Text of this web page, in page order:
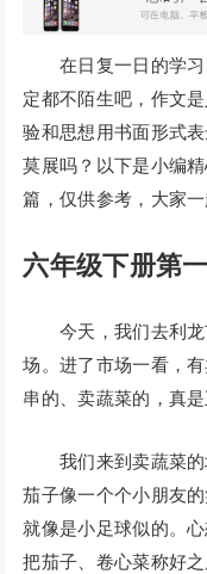
在日复一日的学习
定都不陌生吧，作文
验和思想用书面形式
莫展吗？以下是小编
篇，仅供参考，大家一
六年级下册第
今天，我们去利龙
场。进了市场一看，
串的、卖蔬菜的，真
我们来到卖蔬菜的
茄子像一个个小朋友
就像是小足球似的。
把茄子、卷心菜称好